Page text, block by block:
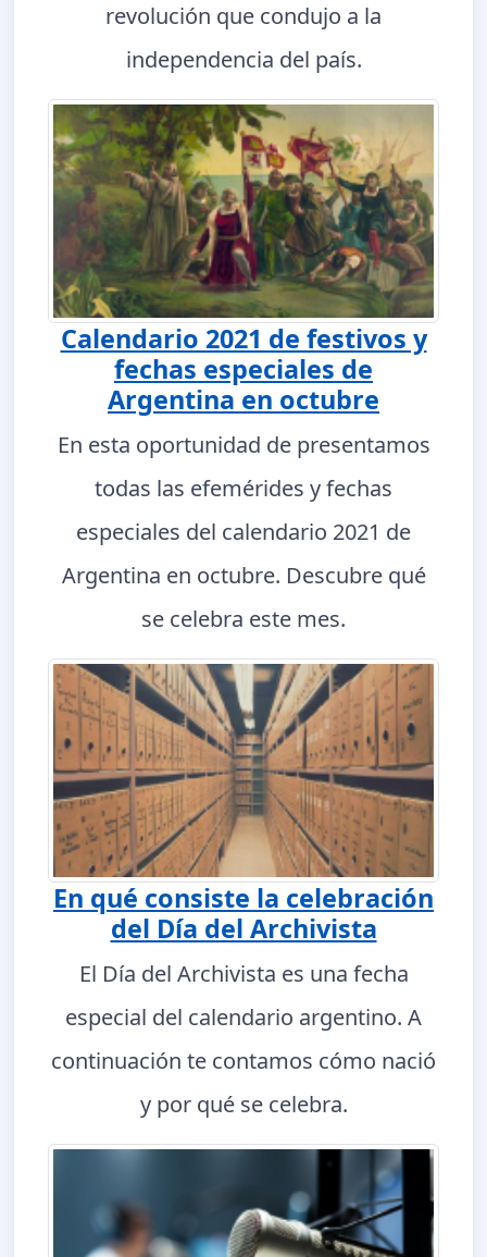
revolución que condujo a la
independencia del país.
Calendario 2021 de festivos y
fechas especiales de
Argentina en octubre
En esta oportunidad de presentamos
todas las efemérides y fechas
especiales del calendario 2021 de
Argentina en octubre. Descubre qué
se celebra este mes.
En qué consiste la celebración
del Día del Archivista
El Día del Archivista es una fecha
especial del calendario argentino. A
continuación te contamos cómo nació
y por qué se celebra.